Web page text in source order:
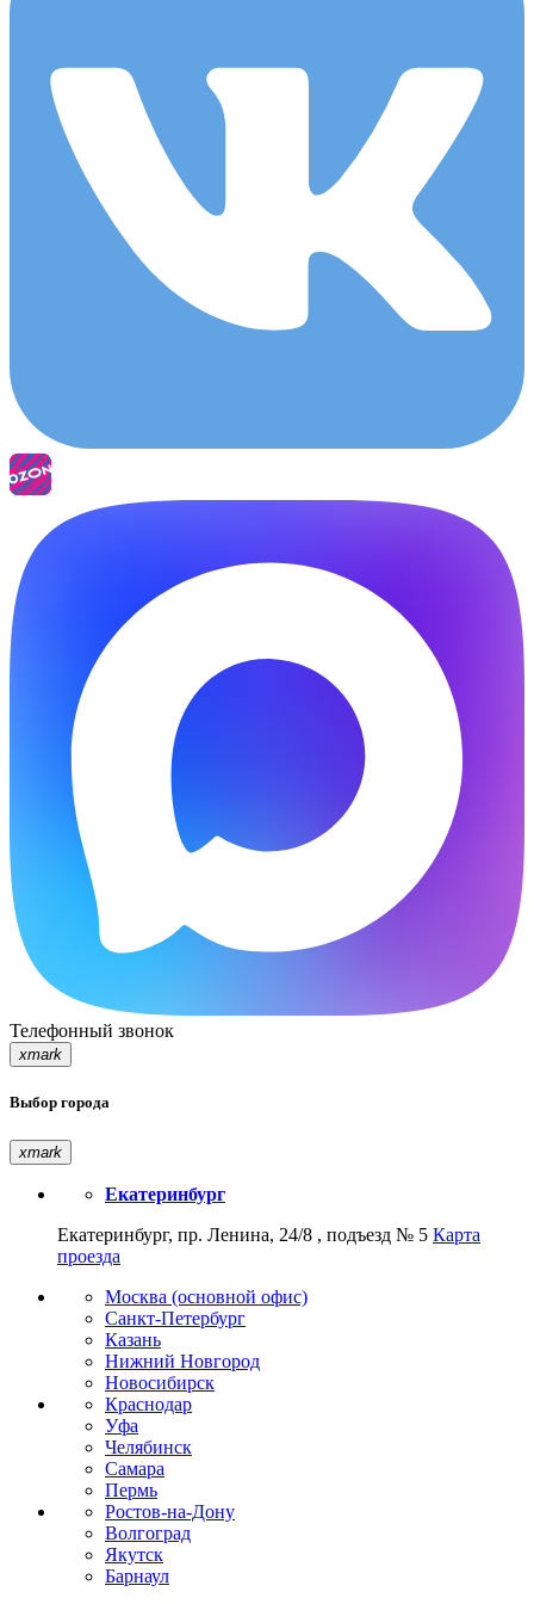
Телефонный звонок
xmark
Выбор города
xmark
Екатеринбург
Екатеринбург, пр. Ленина, 24/8 , подъезд № 5 Карта
проезда
Москва (основной офис)
Санкт-Петербург
Казань
Нижний Новгород
Новосибирск
Краснодар
Уфа
Челябинск
Самара
Пермь
Ростов-на-Дону
Волгоград
Якутск
Барнаул